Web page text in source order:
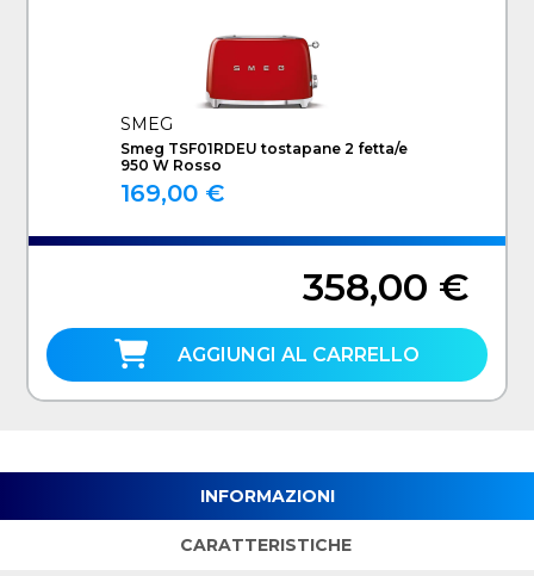
SMEG
Smeg TSF01RDEU tostapane 2 fetta/e
950 W Rosso
169,00 €
358,00 €
AGGIUNGI AL CARRELLO
INFORMAZIONI
CARATTERISTICHE